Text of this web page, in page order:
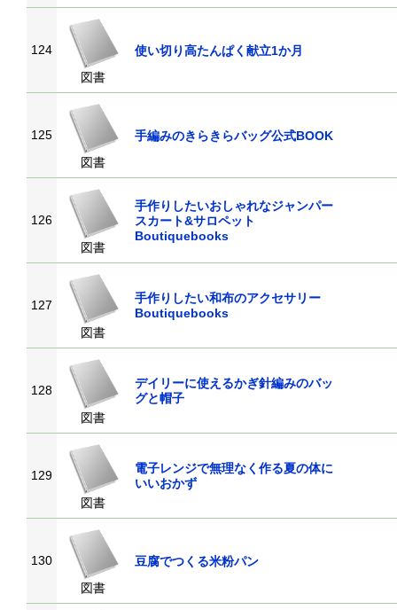
124
図書
使い切り高たんぱく献立1か月
125
図書
手編みのきらきらバッグ公式BOOK
126
図書
手作りしたいおしゃれなジャンパー
スカート&サロペット
Boutiquebooks
127
図書
手作りしたい和布のアクセサリー
Boutiquebooks
128
図書
デイリーに使えるかぎ針編みのバッ
グと帽子
129
図書
電子レンジで無理なく作る夏の体に
いいおかず
130
図書
豆腐でつくる米粉パン